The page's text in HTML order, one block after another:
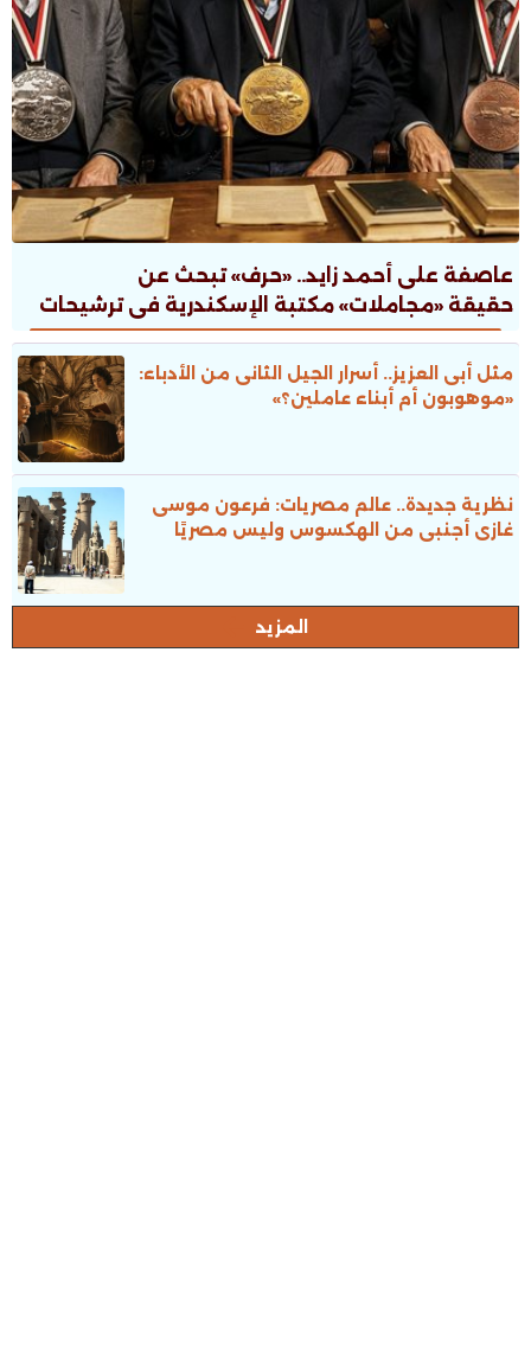
عاصفة على أحمد زايد.. «حرف» تبحث عن
حقيقة «مجاملات» مكتبة الإسكندرية فى ترشيحات
جوائز الدولة
مثل أبى العزيز.. أسرار الجيل الثانى من الأدباء:
«موهوبون أم أبناء عاملين؟»
نظرية جديدة.. عالم مصريات: فرعون موسى
غازى أجنبى من الهكسوس وليس مصريًا
المزيد